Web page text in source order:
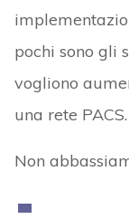
pochi sono gli
vogliono
una rete PACS.
Non